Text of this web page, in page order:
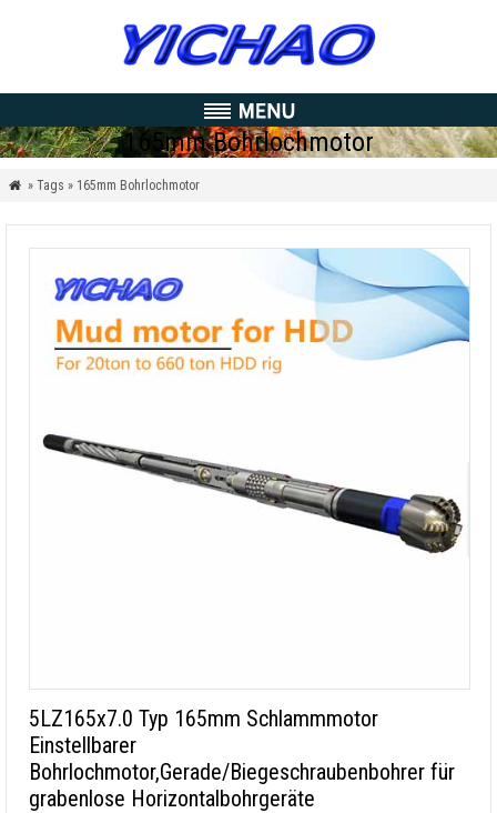
165mm Bohrlochmotor
 » Tags » 165mm Bohrlochmotor
5LZ165x7.0 Typ 165mm Schlammmotor
Einstellbarer
Bohrlochmotor,Gerade/Biegeschraubenbohrer für
grabenlose Horizontalbohrgeräte